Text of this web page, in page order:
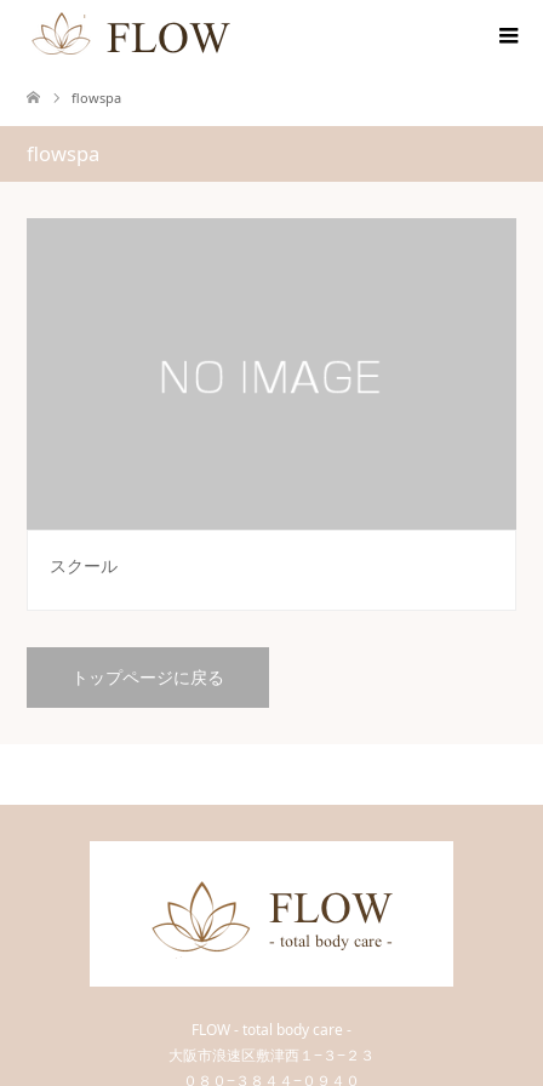
flowspa
flowspa
スクール
トップページに戻る
FLOW - total body care -
大阪市浪速区敷津西１−３−２３
０８０−３８４４−０９４０